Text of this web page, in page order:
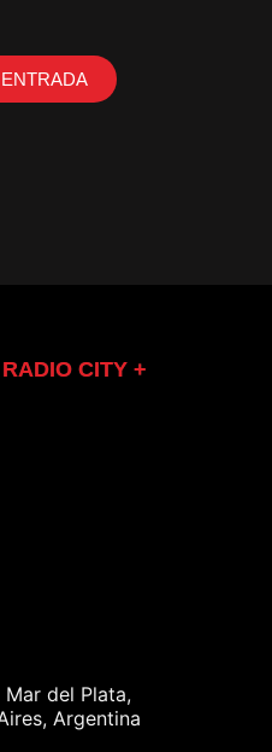
CITY +
Mar del Plata,
Argentina